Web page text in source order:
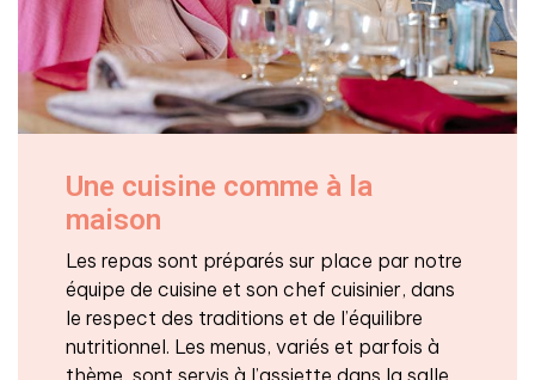
Une cuisine comme à la
maison
Les repas sont préparés sur place par notre
équipe de cuisine et son chef cuisinier, dans
le respect des traditions et de l’équilibre
nutritionnel. Les menus, variés et parfois à